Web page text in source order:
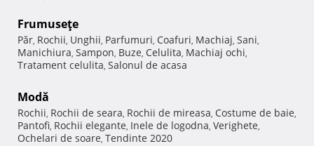
Frumuseţe
Păr, Rochii, Unghii, Parfumuri, Coafuri, Machiaj, Sani,
Manichiura, Sampon, Buze, Celulita, Machiaj ochi,
Tratament celulita, Salonul de acasa
Modă
Rochii, Rochii de seara, Rochii de mireasa, Costume de baie,
Pantofi, Rochii elegante, Inele de logodna, Verighete,
Ochelari de soare, Tendinte 2020